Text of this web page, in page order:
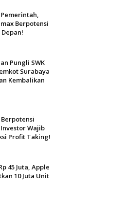
Berpotensi
Pungli SWK
Surabaya
Kembalikan
Wajib
Profit Taking!
45 Juta, Apple
10 Juta Unit